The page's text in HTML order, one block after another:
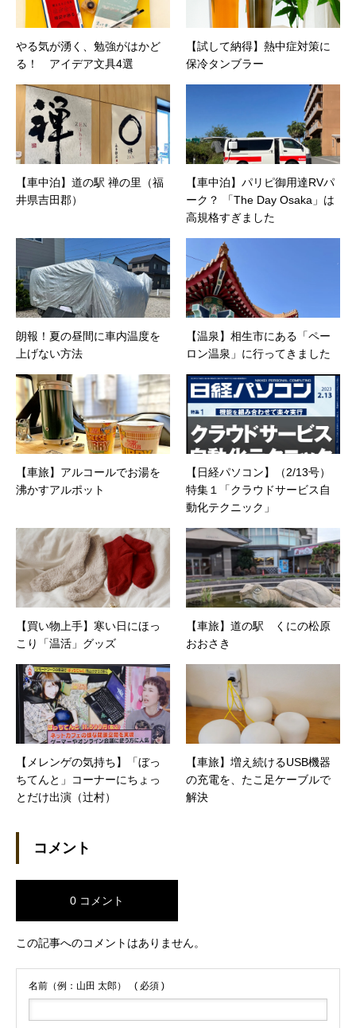
カフェの世話人を務める。趣味は考えること。
やる気が湧く、勉強がはかど
る！ アイデア文具4選
【試して納得】熱中症対策に
保冷タンブラー
【車中泊】道の駅 禅の里（福
井県吉田郡）
【車中泊】パリピ御用達RVパ
ーク？ 「The Day Osaka」は
高規格すぎました
朗報！夏の昼間に車内温度を
上げない方法
【温泉】相生市にある「ペー
ロン温泉」に行ってきました
【車旅】アルコールでお湯を
沸かすアルポット
【日経パソコン】（2/13号）
特集１「クラウドサービス自
動化テクニック」
【買い物上手】寒い日にほっ
こり「温活」グッズ
【車旅】道の駅 くにの松原
おおさき
【メレンゲの気持ち】「ぼっ
ちてんと」コーナーにちょっ
とだけ出演（辻村）
【車旅】増え続けるUSB機器
の充電を、たこ足ケーブルで
解決
コメント
0 コメント
この記事へのコメントはありません。
名前（例：山田 太郎） ( 必須 )